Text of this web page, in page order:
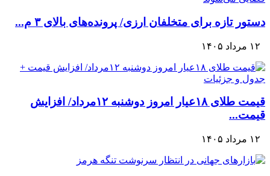
دستور تازه برای متخلفان ارزی/ پرونده‌های بالای ۳ م...
قیمت طلای ۱۸عیار امروز دوشنبه ۱۲مرداد/ افزایش
قیمت...